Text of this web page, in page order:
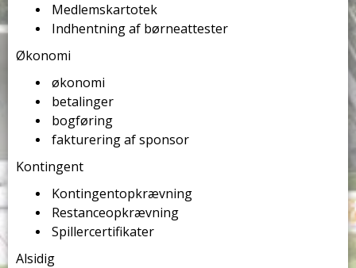
Medlemskartotek
Indhentning af børneattester
Økonomi
økonomi
betalinger
bogføring
fakturering af sponsor
Kontingent
Kontingentopkrævning
Restanceopkrævning
Spillercertifikater
Alsidig